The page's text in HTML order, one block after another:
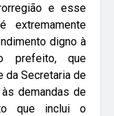
e esse
extremamente
digno à
prefeito, que
da Secretaria de
demandas de
que inclui o